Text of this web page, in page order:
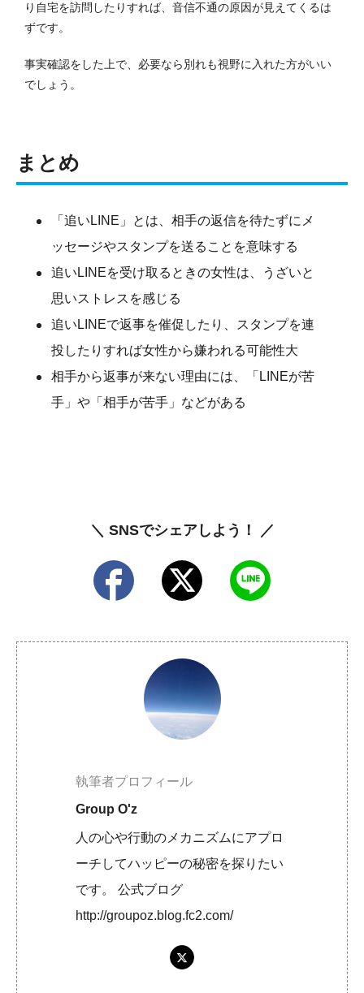
り自宅を訪問したりすれば、音信不通の原因が見えてくるは
ずです。
事実確認をした上で、必要なら別れも視野に入れた方がいい
でしょう。
まとめ
「追いLINE」とは、相手の返信を待たずにメ
ッセージやスタンプを送ることを意味する
追いLINEを受け取るときの女性は、うざいと
思いストレスを感じる
追いLINEで返事を催促したり、スタンプを連
投したりすれば女性から嫌われる可能性大
相手から返事が来ない理由には、「LINEが苦
手」や「相手が苦手」などがある
＼ SNSでシェアしよう！ ／
執筆者プロフィール
Group O'z
人の心や行動のメカニズムにアプロ
ーチしてハッピーの秘密を探りたい
です。 公式ブログ
http://groupoz.blog.fc2.com/